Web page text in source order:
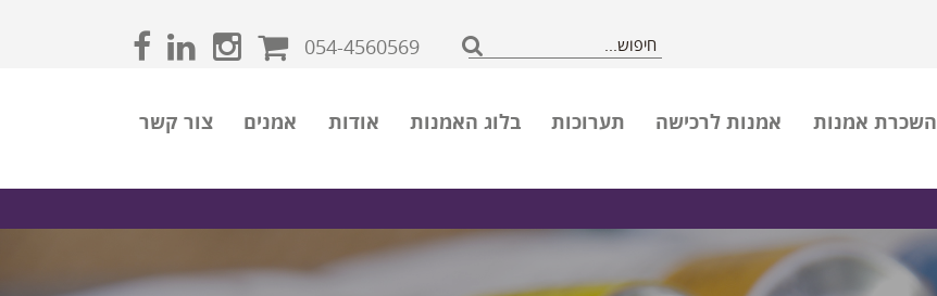
054-4560569
השכרת אמנות אמנות לרכישה תערוכות בלוג האמנות אודות אמנים צור קשר